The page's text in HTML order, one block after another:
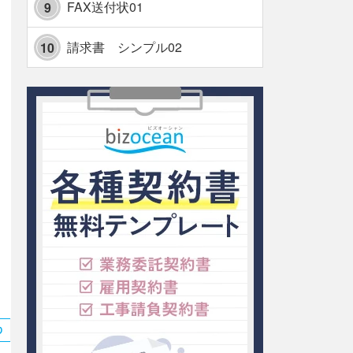
9 FAX送付状01
10 請求書 シンプル02